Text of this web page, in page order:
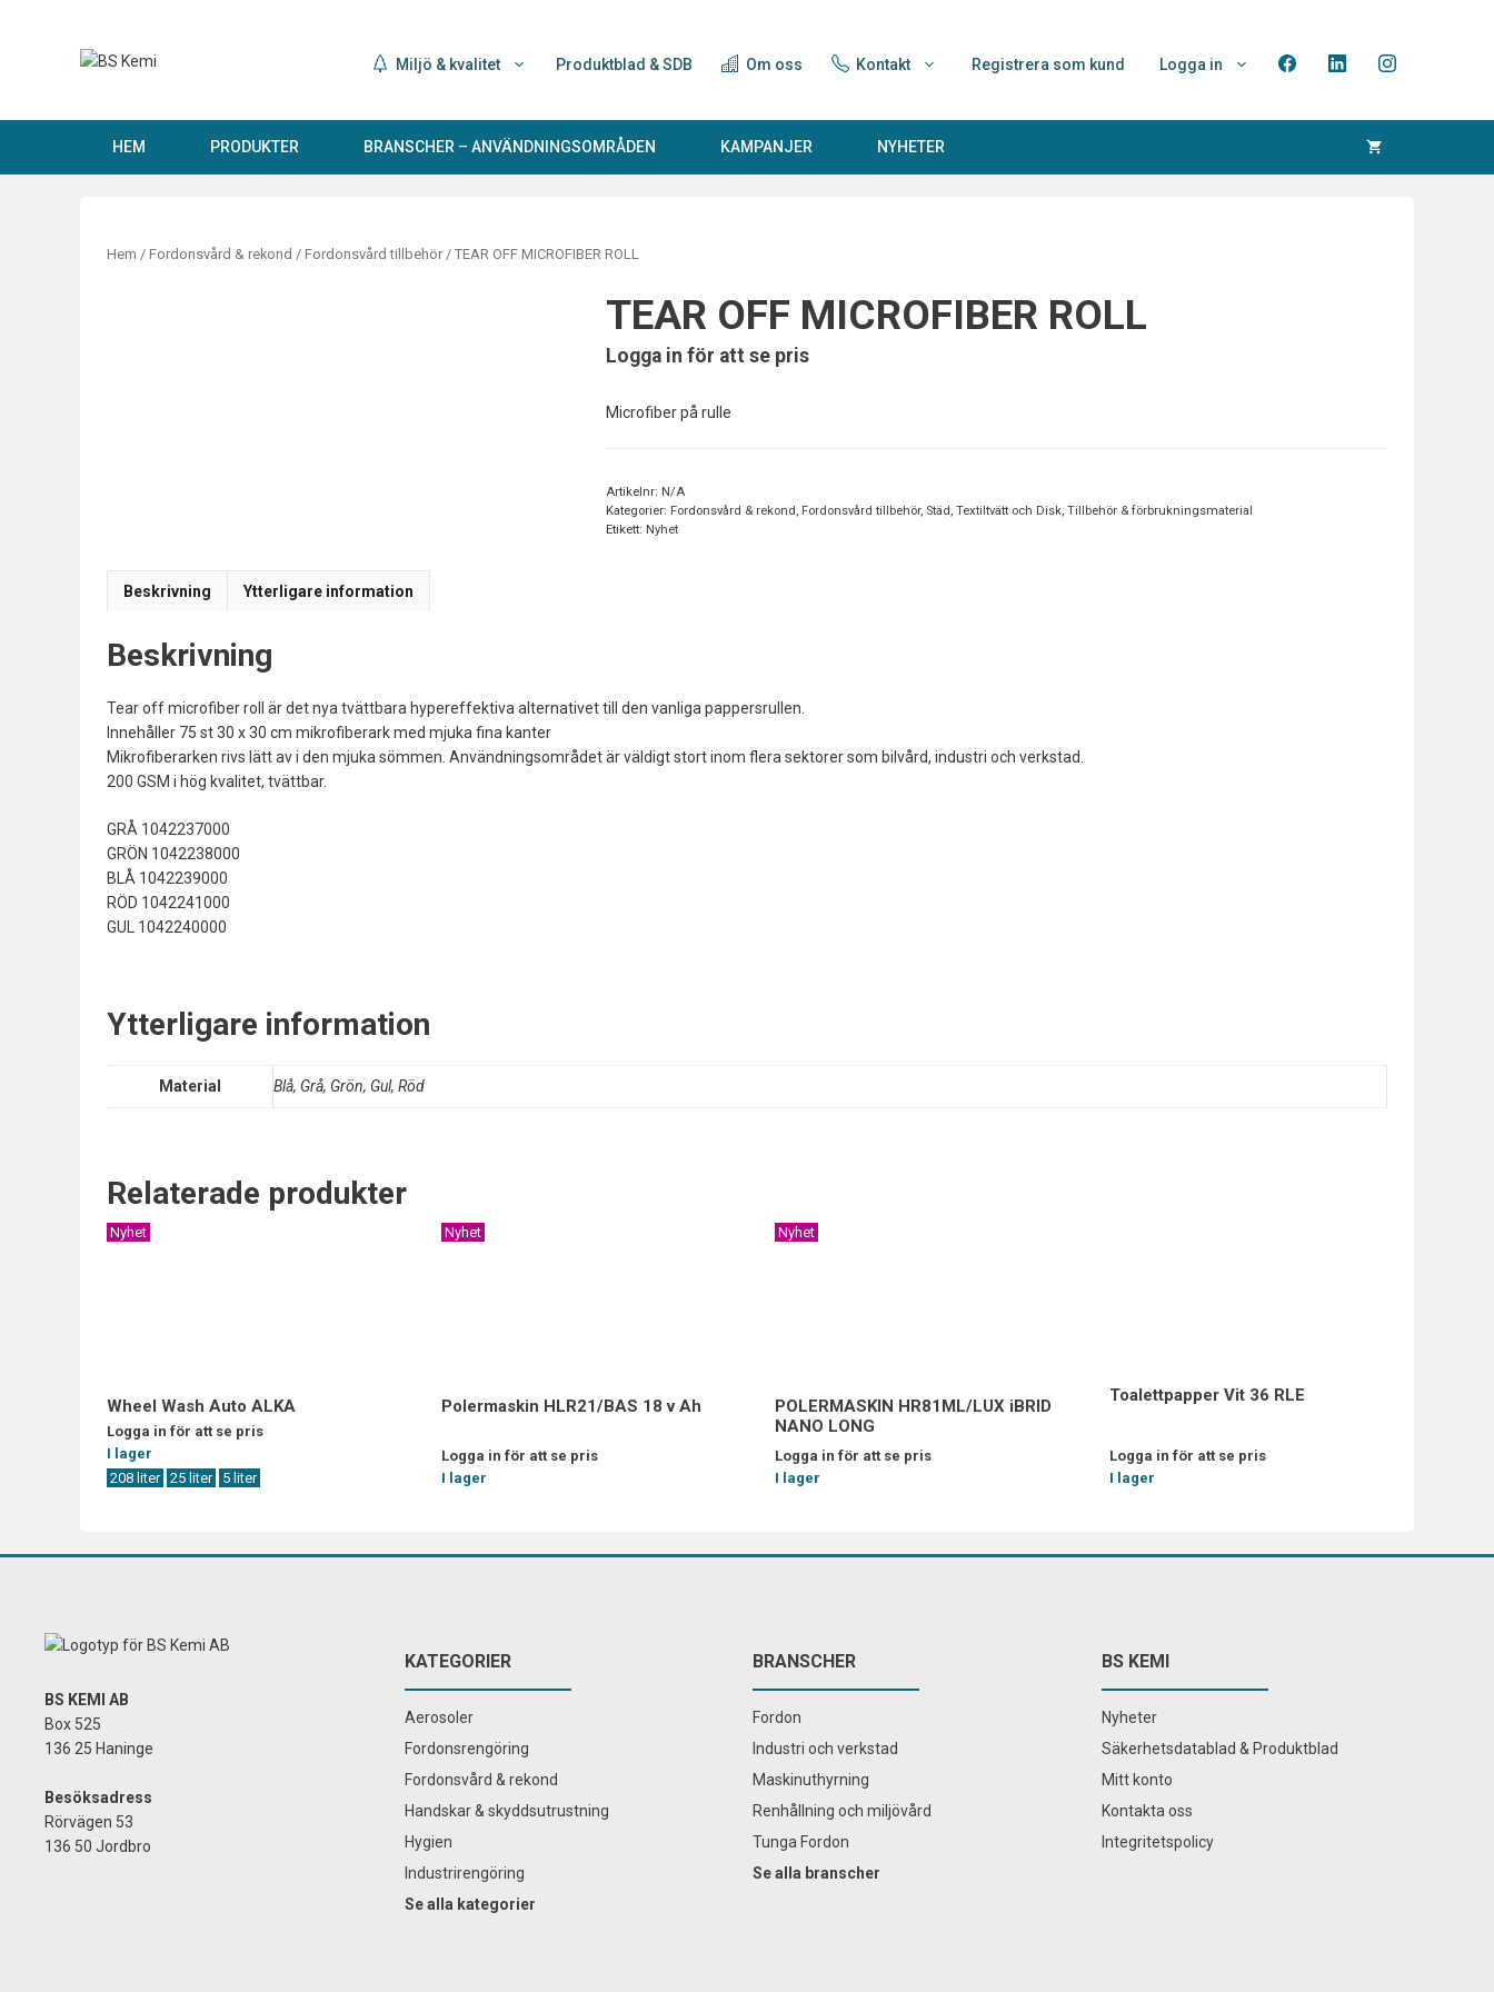
Miljö & kvalitet Produktblad & SDB Om oss Kontakt Registrera som kund Logga in
HEM PRODUKTER BRANSCHER – ANVÄNDNINGSOMRÅDEN KAMPANJER NYHETER
Hem / Fordonsvård & rekond / Fordonsvård tillbehör / TEAR OFF MICROFIBER ROLL
TEAR OFF MICROFIBER ROLL
Logga in för att se pris
Microfiber på rulle
Artikelnr: N/A
Kategorier: Fordonsvård & rekond , Fordonsvård tillbehör, Städ, Textiltvätt och Disk,Tillbehör & förbrukningsmaterial
Etikett: Nyhet
Beskrivning Ytterligare information
Beskrivning
Tear off microfiber roll är det nya tvättbara hypereffektiva alternativet till den vanliga pappersrullen.
Innehåller 75 st 30 x 30 cm mikrofiberark med mjuka fina kanter
Mikrofiberarken rivs lätt av i den mjuka sömmen. Användningsområdet är väldigt stort inom flera sektorer som bilvård, industri och verkstad.
200 GSM i hög kvalitet, tvättbar.
GRÅ 1042237000
GRÖN 1042238000
BLÅ 1042239000
RÖD 1042241000
GUL 1042240000
Ytterligare information
Material Blå, Grå, Grön, Gul, Röd
Relaterade produkter
Nyhet
Wheel Wash Auto ALKA
Logga in för att se pris
I lager
208 liter 25 liter 5 liter
Nyhet
Polermaskin HLR21/BAS 18 v Ah
Logga in för att se pris
I lager
Nyhet
POLERMASKIN HR81ML/LUX iBRID
NANO LONG
Logga in för att se pris
I lager
Toalettpapper Vit 36 RLE
Logga in för att se pris
I lager
BS KEMI AB
Box 525
136 25 Haninge
Besöksadress
Rörvägen 53
136 50 Jordbro
KATEGORIER
Aerosoler
Fordonsrengöring
Fordonsvård & rekond
Handskar & skyddsutrustning
Hygien
Industrirengöring
Se alla kategorier
BRANSCHER
Fordon
Industri och verkstad
Maskinuthyrning
Renhållning och miljövård
Tunga Fordon
Se alla branscher
BS KEMI
Nyheter
Säkerhetsdatablad & Produktblad
Mitt konto
Kontakta oss
Integritetspolicy